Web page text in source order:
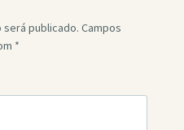
será publicado. Campos
*